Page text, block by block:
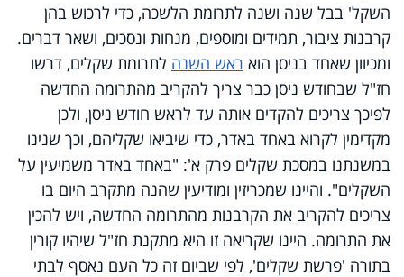
השקל' בבל שנה ושנה לתרומת הלשכה, כדי לרכוש בהן
קרבנות ציבור, תמידים ומוספים, מנחות ונסכים, ושאר דברים.
ומכיוון שאחד בניסן הוא ראש השנה לתרומת שקלים, דרשו
חז"ל שבחודש ניסן כבר צריך להקריב מהתרומה החדשה
לפיכך צריכים להקדים אותה עד לראש חודש ניסן, ולכן
מקדימין לקרוא באחד באדר, כדי שיביאו שקליהם, וכך שנינו
במשנתנו במסכת שקלים פרק א': "באחד באדר משמיעין על
השקלים". והיינו שמכריזין ומודיעין שהנה מתקרב היום בו
צריכים להקריב את הקרבנות מהתרומה החדשה, ויש להכין
את התרומה. היינו שקריאה זו היא מתקנת חז"ל שיהיו קורין
בתורה 'פרשת שקלים', לפי שביום זה כל העם נאסף לבתי